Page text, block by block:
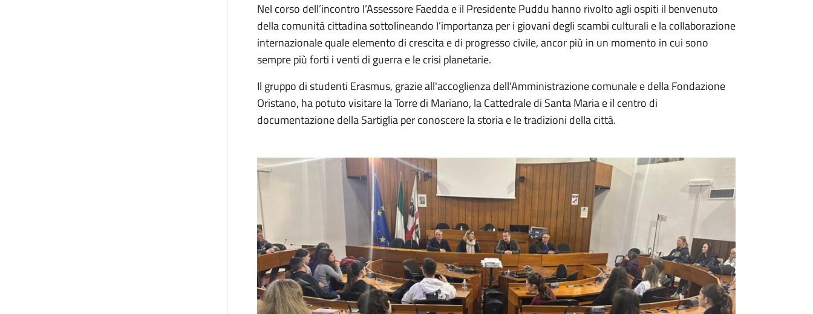
Nel corso dell’incontro l’Assessore Faedda e il Presidente Puddu hanno rivolto agli ospiti il benvenuto
della comunità cittadina sottolineando l’importanza per i giovani degli scambi culturali e la collaborazione
internazionale quale elemento di crescita e di progresso civile, ancor più in un momento in cui sono
sempre più forti i venti di guerra e le crisi planetarie.
Il gruppo di studenti Erasmus, grazie all'accoglienza dell'Amministrazione comunale e della Fondazione
Oristano, ha potuto visitare la Torre di Mariano, la Cattedrale di Santa Maria e il centro di
documentazione della Sartiglia per conoscere la storia e le tradizioni della città.